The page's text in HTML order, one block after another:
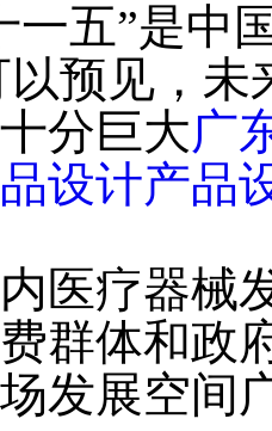
五”是中国
以预见，未
分巨大广
设计产品
疗器械发
群体和政
发展空间